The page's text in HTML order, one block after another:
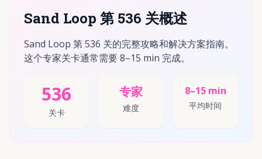
Sand Loop 第 536 关概述
Sand Loop 第 536 关的完整攻略和解决方案指南。
这个专家关卡通常需要 8–15 min 完成。
536
关卡
专家
难度
8–15 min
平均时间